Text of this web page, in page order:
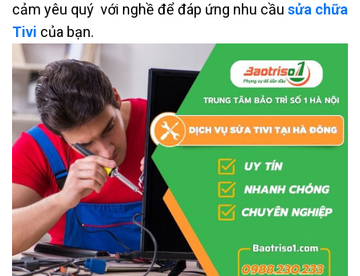
cảm yêu quý với nghề để đáp ứng nhu cầu sửa chữa
Tivi của bạn.